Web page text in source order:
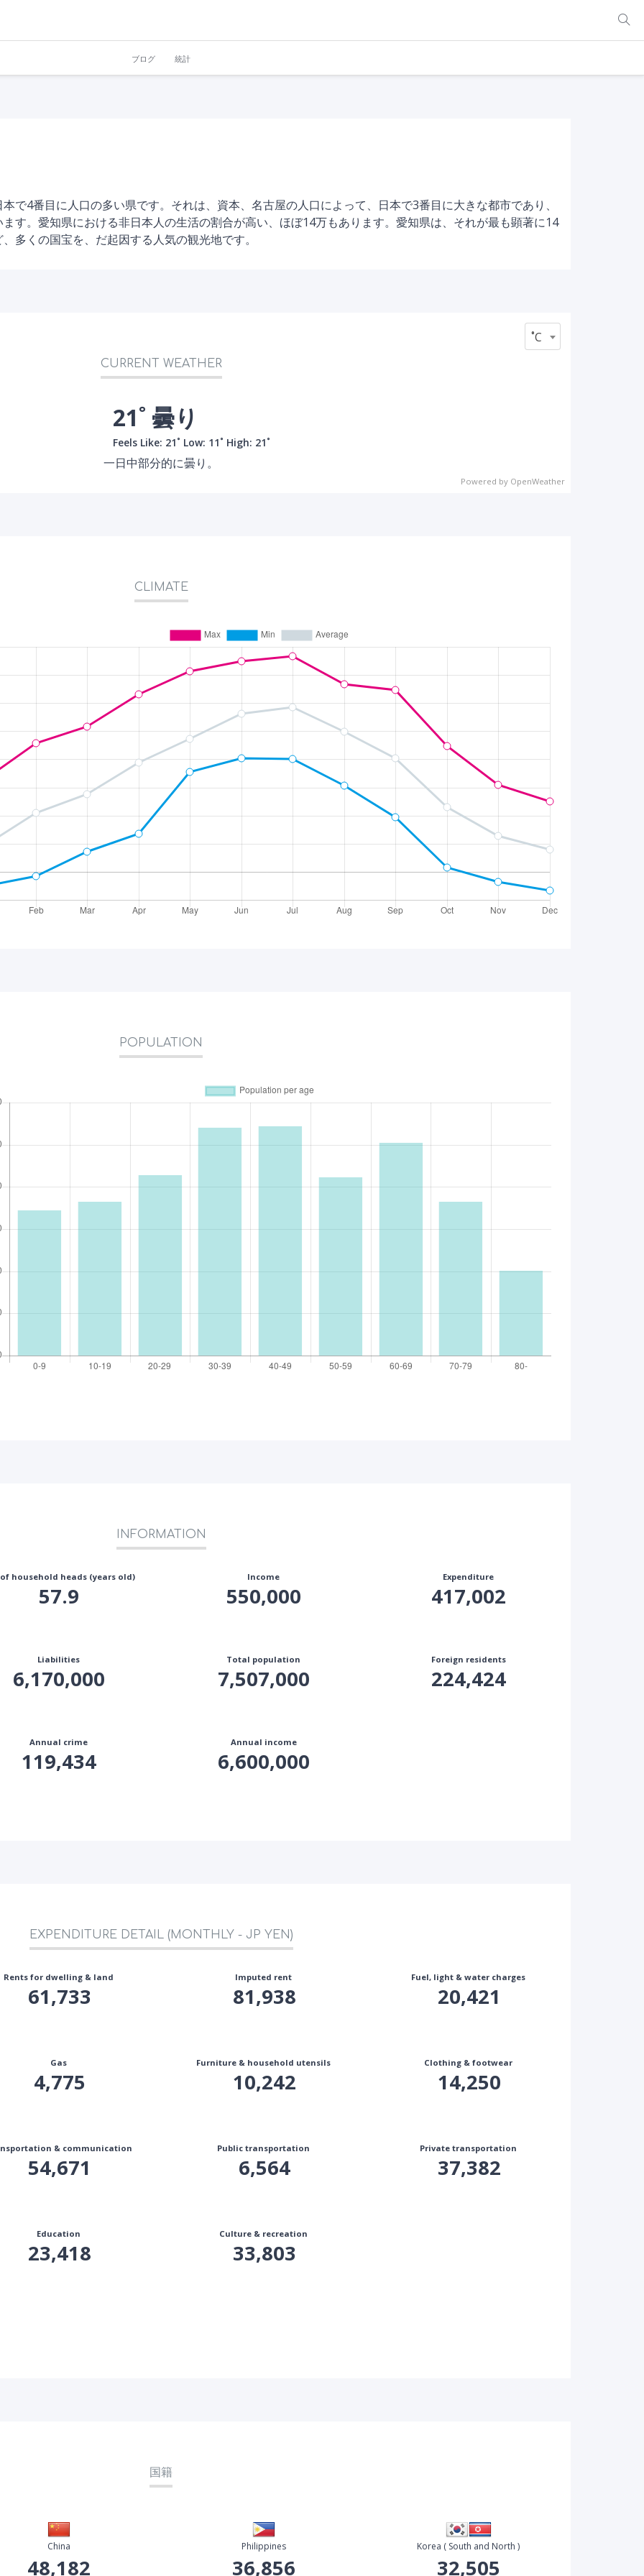
ブログ 統計
で4番目に人口の多い県です。それは、資本、名古屋の人口によって、日本で3番目に大きな都市であり、
す。愛知県における非日本人の生活の割合が高い、ほぼ14万もあります。愛知県は、それが最も顕著に14
多くの国宝を、だ起因する人気の観光地です。
CURRENT WEATHER
˚C
21˚ 曇り
Feels Like: 21˚ Low: 11˚ High: 21˚
一日中部分的に曇り。
Powered by OpenWeather
CLIMATE
POPULATION
INFORMATION
of household heads (years old)
57.9
Income
550,000
Expenditure
417,002
Liabilities
6,170,000
Total population
7,507,000
Foreign residents
224,424
Annual crime
119,434
Annual income
6,600,000
EXPENDITURE DETAIL (MONTHLY - JP YEN)
Rents for dwelling & land
61,733
Imputed rent
81,938
Fuel, light & water charges
20,421
Gas
4,775
Furniture & household utensils
10,242
Clothing & footwear
14,250
& communication
54,671
Public transportation
6,564
Private transportation
37,382
Education
23,418
Culture & recreation
33,803
国籍
China
48,182
Philippines
36,856
Korea ( South and North )
32,505